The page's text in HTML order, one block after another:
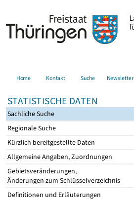
Home Kontakt Suche Newsletter
STATISTISCHE DATEN
Sachliche Suche
Regionale Suche
Kürzlich bereitgestellte Daten
Allgemeine Angaben, Zuordnungen
Gebietsveränderungen,
Änderungen zum Schlüsselverzeichnis
Definitionen und Erläuterungen